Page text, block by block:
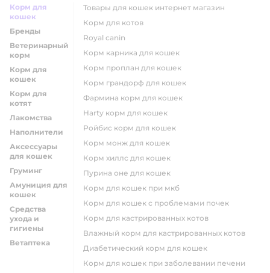
Корм для
кошек
Бренды
Ветеринарный
корм
Корм для
кошек
Корм для
котят
Лакомства
Наполнители
Аксессуары
для кошек
Груминг
Амуниция для
кошек
Средства
ухода и
гигиены
Ветаптека
товары для кошек интернет магазин
корм для котов
royal canin
корм карника для кошек
корм проплан для кошек
корм грандорф для кошек
фармина корм для кошек
harty корм для кошек
ройбис корм для кошек
корм монж для кошек
корм хиллс для кошек
пурина оне для кошек
корм для кошек при мкб
корм для кошек с проблемами почек
Корм для кастрированных котов
влажный корм для кастрированных котов
диабетический корм для кошек
корм для кошек при заболевании печени